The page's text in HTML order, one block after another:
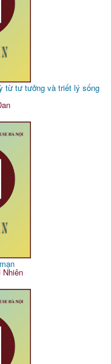
từ tư tưởng và triết lý sống
Nhiên